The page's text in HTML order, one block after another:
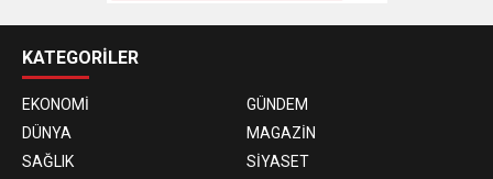
KATEGORİLER
EKONOMİ
GÜNDEM
DÜNYA
MAGAZİN
SAĞLIK
SİYASET